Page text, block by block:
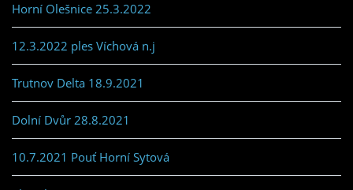
Horní Olešnice 25.3.2022
12.3.2022 ples Víchová n.j
Trutnov Delta 18.9.2021
Dolní Dvůr 28.8.2021
10.7.2021 Pouť Horní Sytová